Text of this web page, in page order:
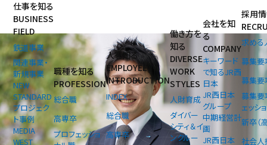
仕事を知る
BUSINESS
FIELD
鉄道事業
関連事業・
新規事業
NEW
STANDARD
プロジェク
ト事例
MEDIA
WEST
職種を知る
PROFESSION
総合職
高専卒
プロフェッショ
人を知る
EMPLOYEE
INTRODUCTION
INDEX
総合職
高専卒
働き方を
知る
DIVERSE
WORK
STYLES
人財育成
ダイバー
シティ＆イ
ンクルー
会社を知
る
COMPANY
キーワード
で知るJR西
日本
JR西日本
グループ
中期経営計
画
JR西日本
採用
求める
募集
募集
募集要
ェッシ
新卒（
社会人